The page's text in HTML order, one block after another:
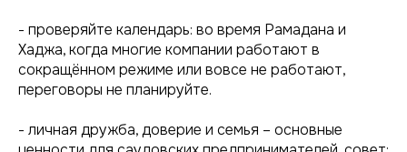
- проверяйте календарь: во время Рамадана и
Хаджа, когда многие компании работают в
сокращённом режиме или вовсе не работают,
переговоры не планируйте.
- личная дружба, доверие и семья – основные